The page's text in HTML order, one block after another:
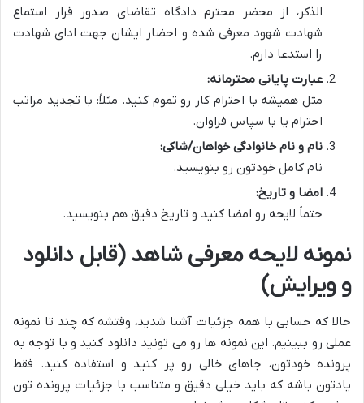
الذکر، از محضر محترم دادگاه تقاضای صدور قرار استماع
شهادت شهود معرفی شده و احضار ایشان جهت ادای شهادت
را استدعا دارم.
عبارت پایانی محترمانه:
مثل همیشه با احترام کار رو تموم کنید. مثلاً: با تجدید مراتب
احترام یا با سپاس فراوان.
نام و نام خانوادگی خواهان/شاکی:
نام کامل خودتون رو بنویسید.
امضا و تاریخ:
حتماً لایحه رو امضا کنید و تاریخ دقیق هم بنویسید.
نمونه لایحه معرفی شاهد (قابل دانلود
و ویرایش)
حالا که حسابی با همه جزئیات آشنا شدید، وقتشه که چند تا نمونه
عملی رو ببینیم. این نمونه ها رو می تونید دانلود کنید و با توجه به
پرونده خودتون، جاهای خالی رو پر کنید و استفاده کنید. فقط
یادتون باشه که باید خیلی دقیق و متناسب با جزئیات پرونده تون